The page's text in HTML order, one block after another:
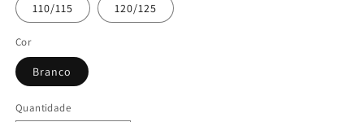
110/115 120/125
Cor
Branco
Quantidade